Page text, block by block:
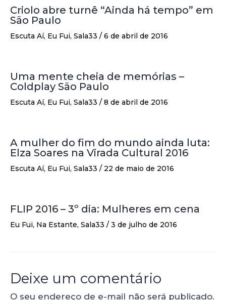
Criolo abre turnê “Ainda há tempo” em
São Paulo
Escuta Aí, Eu Fui, Sala33 / 6 de abril de 2016
Uma mente cheia de memórias –
Coldplay São Paulo
Escuta Aí, Eu Fui, Sala33 / 8 de abril de 2016
A mulher do fim do mundo ainda luta:
Elza Soares na Virada Cultural 2016
Escuta Aí, Eu Fui, Sala33 / 22 de maio de 2016
FLIP 2016 – 3º dia: Mulheres em cena
Eu Fui, Na Estante, Sala33 / 3 de julho de 2016
Deixe um comentário
O seu endereço de e-mail não será publicado.